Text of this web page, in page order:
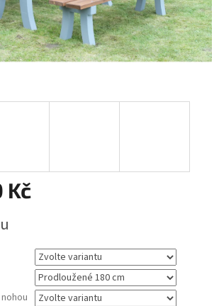
Kč